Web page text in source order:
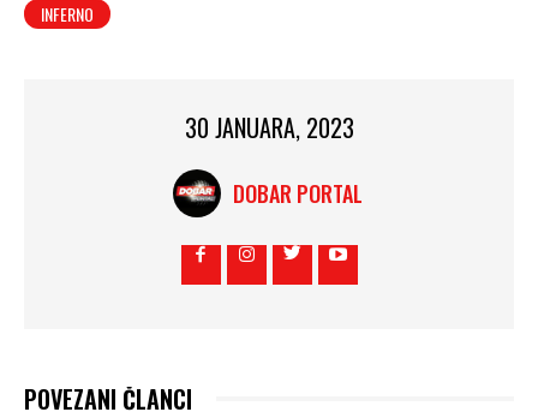
INFERNO
30 JANUARA, 2023
DOBAR PORTAL
POVEZANI ČLANCI